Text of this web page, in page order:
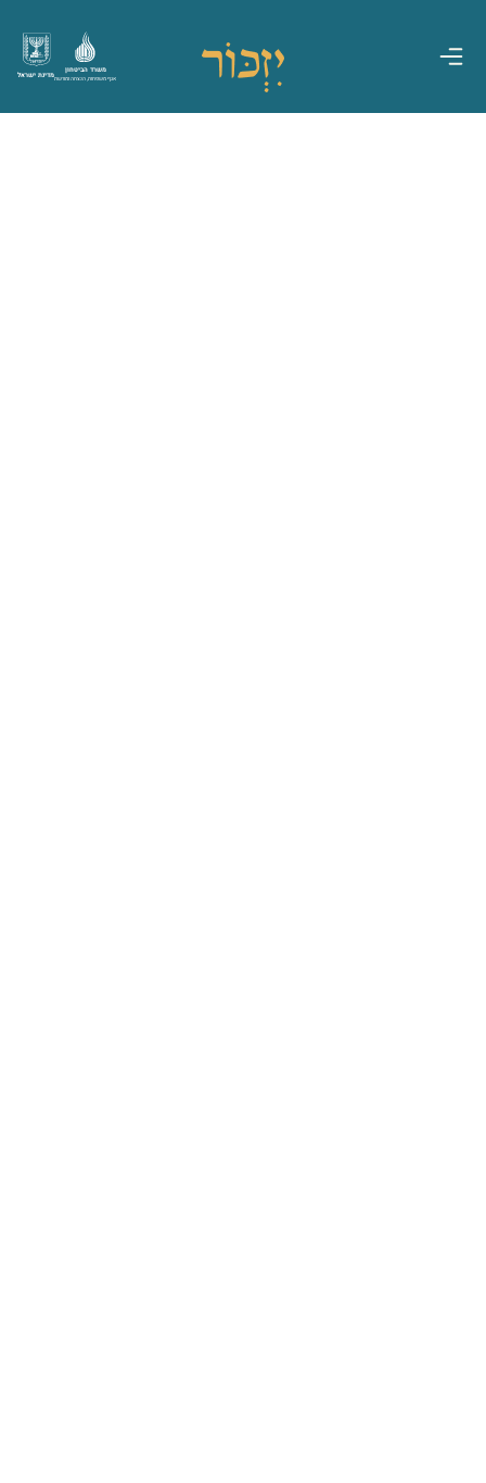
מדינת ישראל
משרד הביטחון
אגף משפחות, הנצחה ומורשת